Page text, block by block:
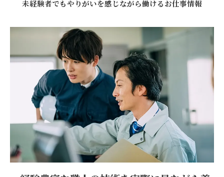
未経験者でもやりがいを感じながら働けるお仕事情報